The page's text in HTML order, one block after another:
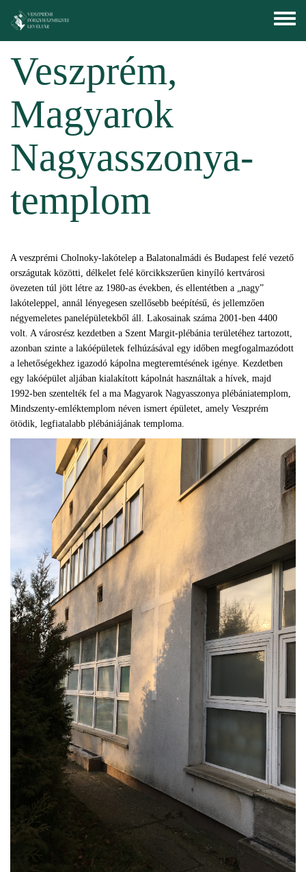
Toggle
menu
Veszprém,
Magyarok
Nagyasszonya-
templom
A veszprémi Cholnoky-lakótelep a Balatonalmádi és Budapest felé vezető
országutak közötti, délkelet felé körcikkszerűen kinyíló kertvárosi
övezeten túl jött létre az 1980-as években, és ellentétben a „nagy”
lakóteleppel, annál lényegesen szellősebb beépítésű, és jellemzően
négyemeletes panelépületekből áll. Lakosainak száma 2001-ben 4400
volt. A városrész kezdetben a Szent Margit-plébánia területéhez tartozott,
azonban szinte a lakóépületek felhúzásával egy időben megfogalmazódott
a lehetőségekhez igazodó kápolna megteremtésének igénye. Kezdetben
egy lakóépület aljában kialakított kápolnát használtak a hívek, majd
1992-ben szentelték fel a ma Magyarok Nagyasszonya plébániatemplom,
Mindszenty-emléktemplom néven ismert épületet, amely Veszprém
ötödik, legfiatalabb plébániájának temploma.